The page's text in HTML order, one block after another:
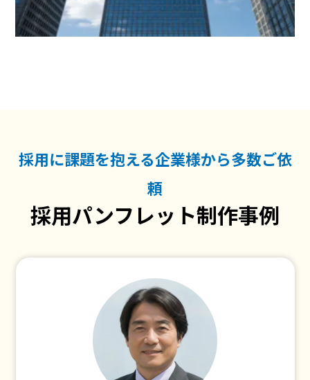
採用に課題を抱える企業様から多数ご依
頼
採用パンフレット制作事例